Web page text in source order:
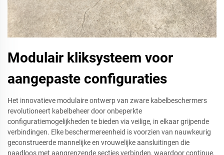
Modulair kliksysteem voor
aangepaste configuraties
Het innovatieve modulaire ontwerp van zware kabelbeschermers
revolutioneert kabelbeheer door onbeperkte
configuratiemogelijkheden te bieden via veilige, in elkaar grijpende
verbindingen. Elke beschermereenheid is voorzien van nauwkeurig
geconstrueerde mannelijke en vrouwelijke aansluitingen die
naadloos met aangrenzende secties verbinden, waardoor continue,